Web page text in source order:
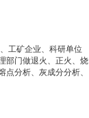
工矿企业、科研单位
部门做退火、正火、烧
分析、灰成分分析、